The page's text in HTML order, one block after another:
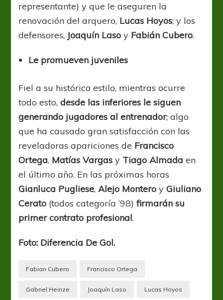
representante) y que le aseguren la
renovación del arquero, Lucas Hoyos; y los
defensores, Joaquín Laso y Fabián Cubero.
Le promueven juveniles
Fiel a su histórico estilo, mientras ocurre
todo esto,desde las inferiores le siguen
generando jugadores al entrenador; algo
que ha causado gran satisfacción con las
reveladoras apariciones de Francisco
Ortega, Matías Vargas y Tiago Almada en
el último año. En las próximas horas
Gianluca Pugliese,Alejo Montero yGiuliano
Cerato (todos categoría ’98)firmarán su
primer contrato profesional.
Foto: Diferencia De Gol.
Fabian Cubero Francisco Ortega
Gabriel Heinze Joaquín Laso Lucas Hoyos